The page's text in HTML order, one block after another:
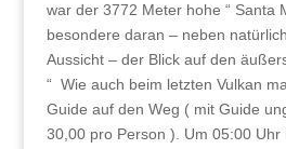
war der 3772 Meter hohe “ Santa
besondere daran – neben
Aussicht – der Blick auf den
“ Wie auch beim letzten Vulkan
Guide auf den Weg ( mit Guide
30,00 pro Person ). Um 05:00